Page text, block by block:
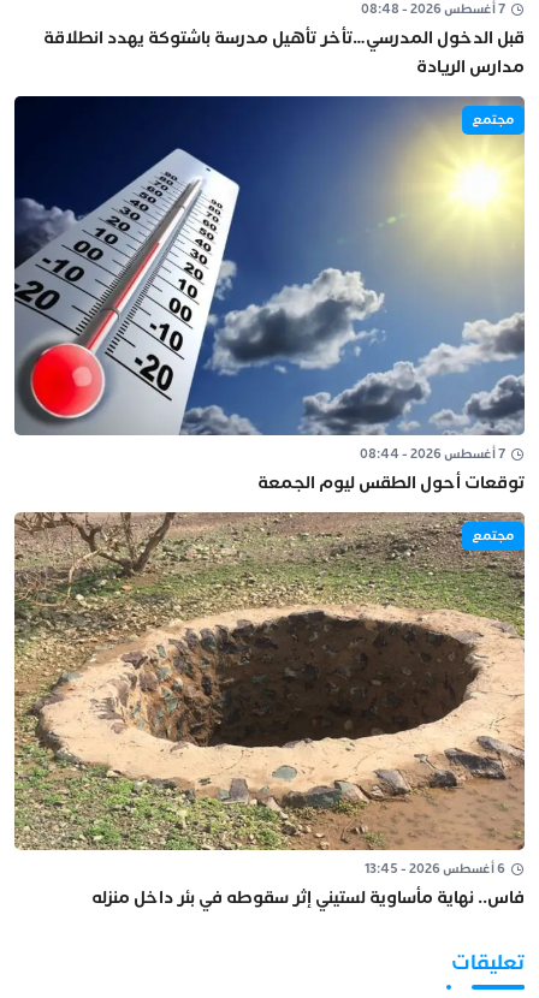
7 أغسطس 2026 - 08:48
قبل الدخول المدرسي…تأخر تأهيل مدرسة باشتوكة يهدد انطلاقة
مدارس الريادة
مجتمع
7 أغسطس 2026 - 08:44
توقعات أحول الطقس ليوم الجمعة
مجتمع
6 أغسطس 2026 - 13:45
فاس.. نهاية مأساوية لستيني إثر سقوطه في بئر داخل منزله
تعليقات